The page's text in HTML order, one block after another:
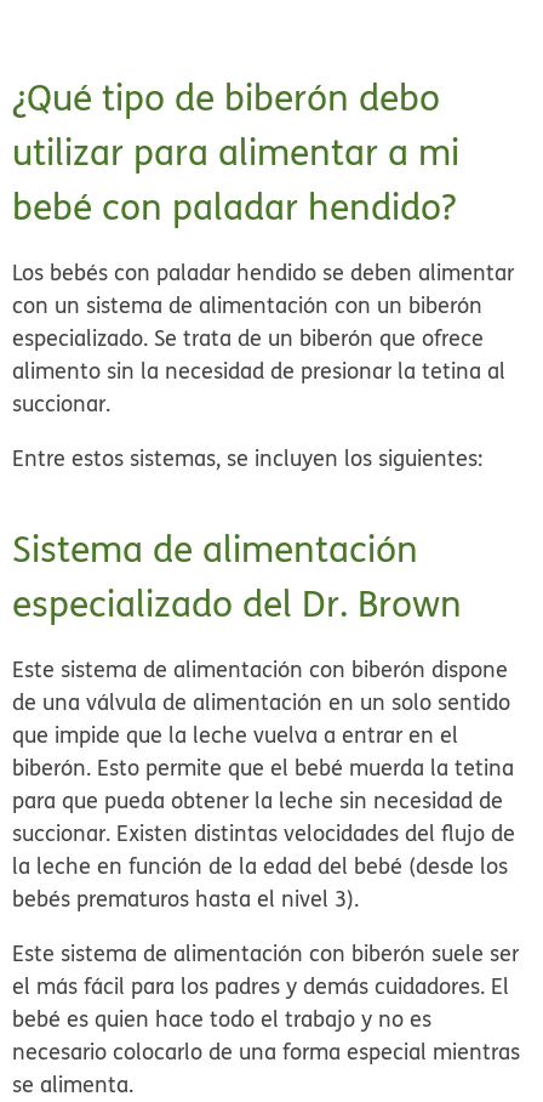
¿Qué tipo de biberón debo
utilizar para alimentar a mi
bebé con paladar hendido?
Los bebés con paladar hendido se deben alimentar
con un sistema de alimentación con un biberón
especializado. Se trata de un biberón que ofrece
alimento sin la necesidad de presionar la tetina al
succionar.
Entre estos sistemas, se incluyen los siguientes:
Sistema de alimentación
especializado del Dr. Brown
Este sistema de alimentación con biberón dispone
de una válvula de alimentación en un solo sentido
que impide que la leche vuelva a entrar en el
biberón. Esto permite que el bebé muerda la tetina
para que pueda obtener la leche sin necesidad de
succionar. Existen distintas velocidades del flujo de
la leche en función de la edad del bebé (desde los
bebés prematuros hasta el nivel 3).
Este sistema de alimentación con biberón suele ser
el más fácil para los padres y demás cuidadores. El
bebé es quien hace todo el trabajo y no es
necesario colocarlo de una forma especial mientras
se alimenta.